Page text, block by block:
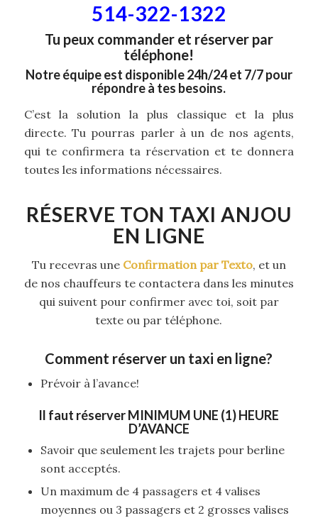
514-322-1322
Tu peux commander et réserver par
téléphone!
Notre équipe est disponible 24h/24 et 7/7 pour
répondre à tes besoins.
C’est la solution la plus classique et la plus
directe. Tu pourras parler à un de nos agents,
qui te confirmera ta réservation et te donnera
toutes les informations nécessaires.
RÉSERVE TON TAXI ANJOU
EN LIGNE
Tu recevras une Confirmation par Texto, et un
de nos chauffeurs te contactera dans les minutes
qui suivent pour confirmer avec toi, soit par
texte ou par téléphone.
Comment réserver un taxi en ligne?
Prévoir à l’avance!
Il faut réserverMINIMUM UNE (1) HEURE
D’AVANCE
Savoir que seulement les trajets pour berline
sont acceptés.
Un maximum de 4 passagers et 4 valises
moyennes ou 3 passagers et 2 grosses valises